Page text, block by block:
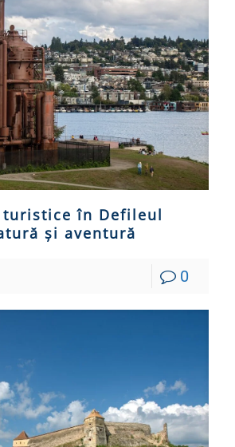
turistice în Defileul
și aventură
0